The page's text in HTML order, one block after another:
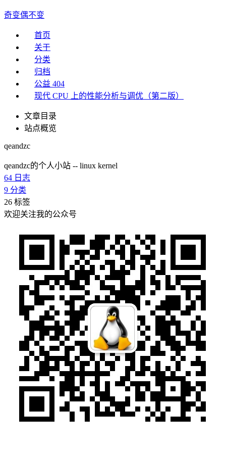
奇变偶不变
首页
关于
分类
归档
公益 404
现代 CPU 上的性能分析与调优（第二版）
文章目录
站点概览
qeandzc
qeandzc的个人小站 -- linux kernel
64 日志
9 分类
26 标签
欢迎关注我的公众号